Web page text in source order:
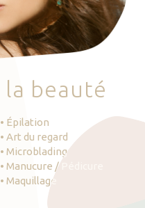
la beauté
• Épilation
• Art du regard
• Microblading
• Manucure / Pédicure
• Maquillage